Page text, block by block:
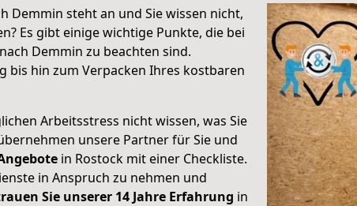
Demmin steht an und Sie wissen nicht,
Es gibt einige wichtige Punkte, die bei
Demmin zu beachten sind.
bis hin zum Verpacken Ihres kostbaren
Arbeitsstress nicht wissen, was Sie
unsere Partner für Sie und
in Rostock mit einer Checkliste.
in Anspruch zu nehmen und
Sie unserer 14 Jahre Erfahrung in